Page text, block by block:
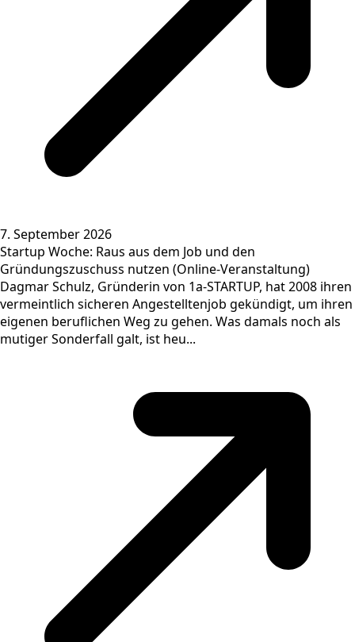
7. September 2026
Startup Woche: Raus aus dem Job und den
Gründungszuschuss nutzen (Online-Veranstaltung)
Dagmar Schulz, Gründerin von 1a-STARTUP, hat 2008 ihren
vermeintlich sicheren Angestelltenjob gekündigt, um ihren
eigenen beruflichen Weg zu gehen. Was damals noch als
mutiger Sonderfall galt, ist heu...